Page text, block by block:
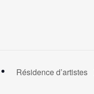
Résidence d’artistes